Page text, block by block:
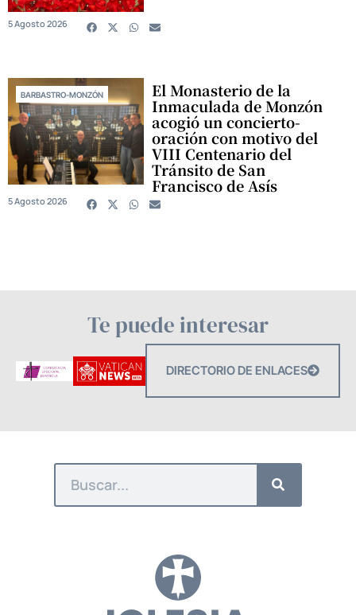
5 Agosto 2026
BARBASTRO-MONZÓN El Monasterio de la
Inmaculada de Monzón
acogió un concierto-
oración con motivo del
VIII Centenario del
Tránsito de San
Francisco de Asís
5 Agosto 2026
Te puede interesar
DIRECTORIO DE ENLACES